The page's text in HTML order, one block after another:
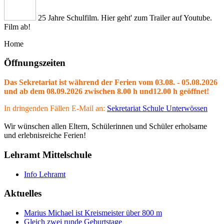
25 Jahre Schulfilm. Hier geht' zum Trailer auf Youtube.
Film ab!
Home
Öffnungszeiten
Das Sekretariat ist während der Ferien vom 03.08. - 05.08.2026
und ab dem 08.09.2026 zwischen 8.00 h und12.00 h geöffnet!
In dringenden Fällen E-Mail an: Sekretariat Schule Unterwössen
Wir wünschen allen Eltern, Schülerinnen und Schüler erholsame
und erlebnisreiche Ferien!
Lehramt Mittelschule
Info Lehramt
Aktuelles
Marius Michael ist Kreismeister über 800 m
Gleich zwei runde Geburtstage